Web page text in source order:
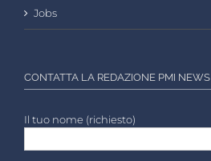
Jobs
CONTATTA LA REDAZIONE PMI NEWS
Il tuo nome (richiesto)